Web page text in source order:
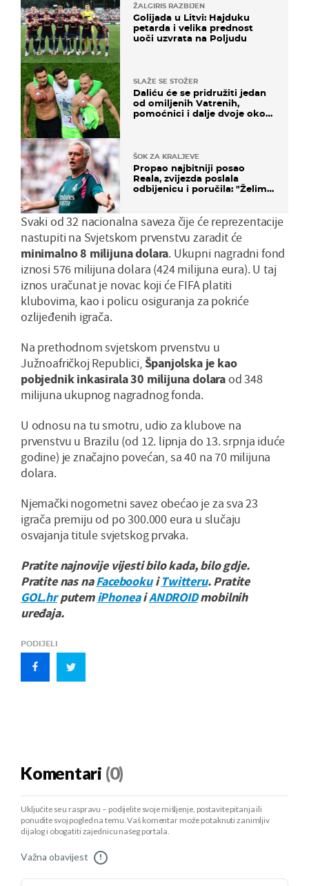
ŽALGIRIS RAZBIJEN
Golijada u Litvi: Hajduku
petarda i velika prednost
uoči uzvrata na Poljudu
SLAŽE SE STOŽER
Daliću će se pridružiti jedan
od omiljenih Vatrenih,
pomoćnici i dalje dvoje oko
ŠOK ZA KRALJEVE
Propao najbitniji posao
Reala, zvijezda poslala
odbijenicu i poručila: "Želim
Svaki od 32 nacionalna saveza čije će reprezentacije
nastupiti na Svjetskom prvenstvu zaradit će
minimalno 8 milijuna dolara. Ukupni nagradni fond
iznosi 576 milijuna dolara (424 milijuna eura). U taj
iznos uračunat je novac koji će FIFA platiti
klubovima, kao i policu osiguranja za pokriće
ozlijeđenih igrača.
Na prethodnom svjetskom prvenstvu u
Južnoafričkoj Republici, Španjolska je kao
pobjednik inkasirala 30 milijuna dolaraod 348
milijuna ukupnog nagradnog fonda.
U odnosu na tu smotru, udio za klubove na
prvenstvu u Brazilu (od 12. lipnja do 13. srpnja iduće
godine) je značajno povećan, sa 40 na 70 milijuna
dolara.
Njemački nogometni savez obećao je za sva 23
igrača premiju od po 300.000 eura u slučaju
osvajanja titule svjetskog prvaka.
Pratite najnovije vijesti bilo kada, bilo gdje.
Pratite nas naFacebookuiTwitteru. Pratite
GOL.hrputemiPhoneaiANDROIDmobilnih
uređaja.
PODIJELI
Komentari (0)
Uključite se u raspravu – podijelite svoje mišljenje, postavite pitanja ili
ponudite svoj pogled na temu. Vaš komentar može potaknuti zanimljiv
dijalog i obogatiti zajednicu našeg portala.
Važna obavijest !